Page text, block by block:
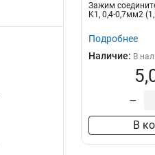
Зажим
K1, 0,4-0,7мм2
Подробнее
Наличие: В
–
В